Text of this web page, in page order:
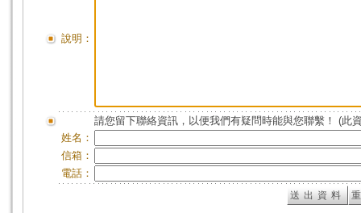
說明：
請您留下聯絡資訊，以便我們有疑問時能與您聯繫！ (此
姓名：
信箱：
電話：